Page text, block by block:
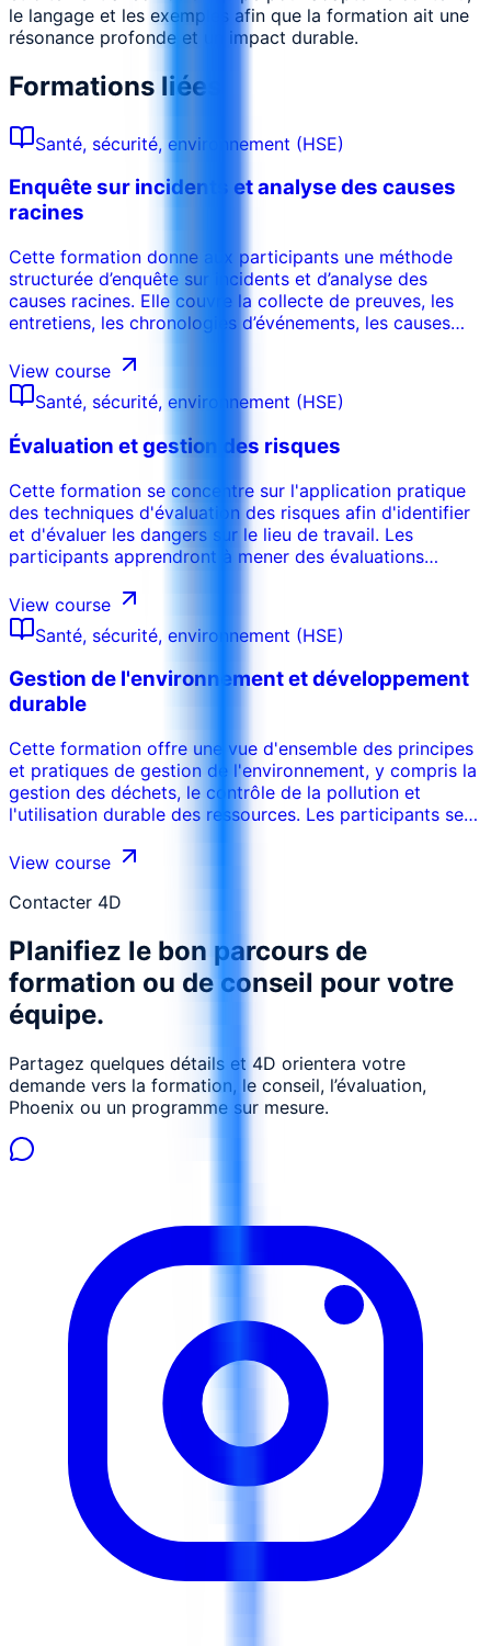
le langage et les exemples afin que la formation ait une
résonance profonde et un impact durable.
Formations liées
Santé, sécurité, environnement (HSE)
Enquête sur incidents et analyse des causes
racines
Cette formation donne aux participants une méthode
structurée d’enquête sur incidents et d’analyse des
causes racines. Elle couvre la collecte de preuves, les
entretiens, les chronologies d’événements, les causes
qualité des rapports et les systèmes d’apprentissage
permettant d’éviter la récurrence.
View course
Santé, sécurité, environnement (HSE)
Évaluation et gestion des risques
Cette formation se concentre sur l'application pratique
des techniques d'évaluation des risques afin d'identifier
et d'évaluer les dangers sur le lieu de travail. Les
participants apprendront à mener des évaluations
contrôle efficaces et à mettre en œuvre des stratégies
de gestion des risques afin de minimiser les dommages
potentiels. Ce cours met l'accent sur l'importance de
l'identification proactive des dangers et sur le
développement d'une culture d'amélioration continue de
la sécurité.
View course
Santé, sécurité, environnement (HSE)
Gestion de l'environnement et développement
durable
Cette formation offre une vue d'ensemble des principes
et pratiques de gestion de l'environnement, y compris la
gestion des déchets, le contrôle de la pollution et
l'utilisation durable des ressources. Les participants se
environnementales, l'importance des études d'impact
de gestion de l'environnement. Ce cours met l'accent sur
empreinte environnementale et de promouvoir des
pratiques durables.
View course
Contacter 4D
Planifiez le bon parcours de
formation ou de conseil pour votre
équipe.
Partagez quelques détails et 4D orientera votre
demande vers la formation, le conseil, l’évaluation,
Phoenix ou un programme sur mesure.